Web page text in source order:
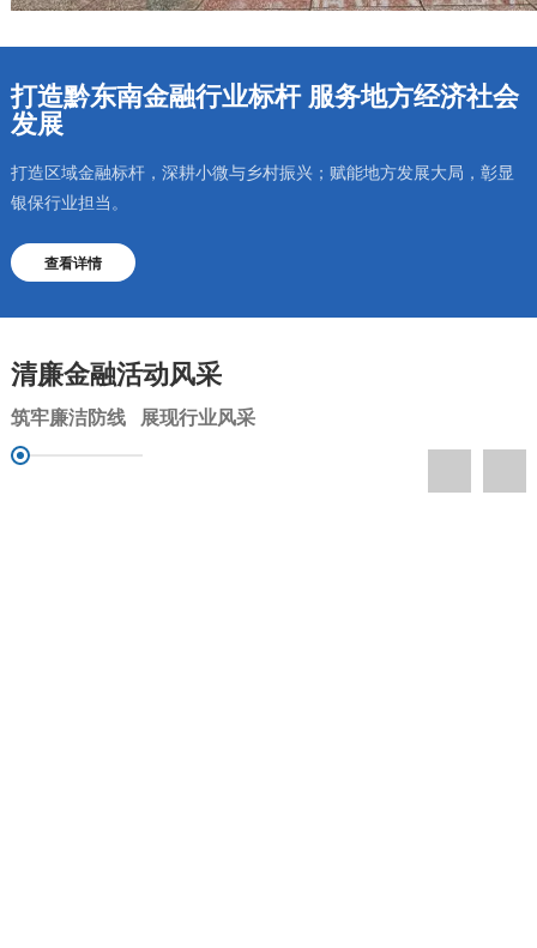
打造黔东南金融行业标杆 服务地方经济社会
发展
打造区域金融标杆，深耕小微与乡村振兴；赋能地方发展大局，彰显
银保行业担当。
查看详情
清廉金融活动风采
筑牢廉洁防线 展现行业风采